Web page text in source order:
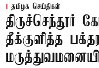
தமிழக செய்திகள்
திருச்செந்தூர்
தீக்குளித்த